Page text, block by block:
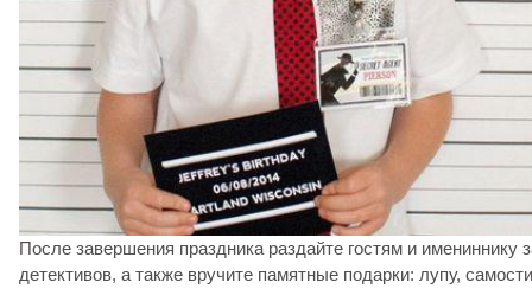
После завершения праздника раздайте гостям и
детективов, а также вручите памятные подарки: лупу,